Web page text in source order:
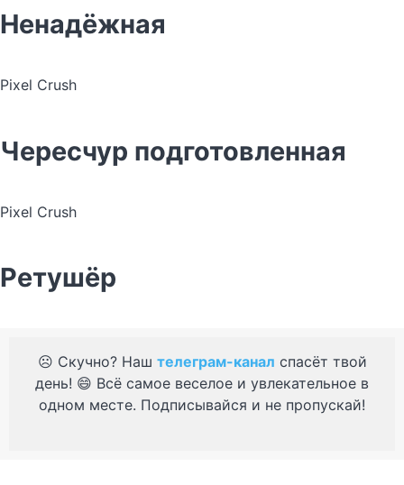
Ненадёжная
Pixel Crush
Чересчур подготовленная
Pixel Crush
Ретушёр
☹️ Скучно? Наш телеграм-канал спасёт твой
день! 😄 Всё самое веселое и увлекательное в
одном месте. Подписывайся и не пропускай!